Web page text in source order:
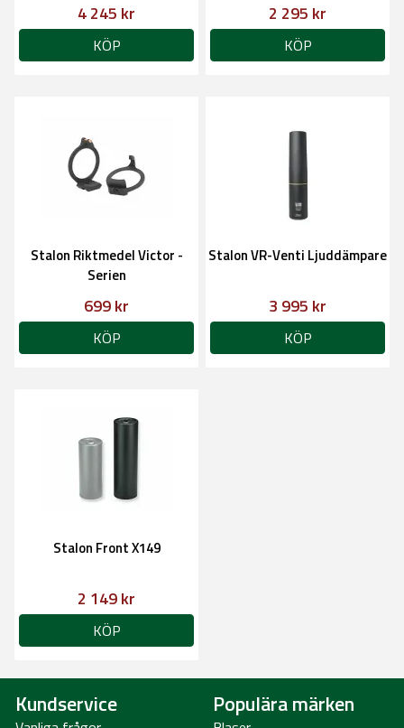
4 245 kr
KÖP
2 295 kr
KÖP
Stalon Riktmedel Victor -
Serien
699 kr
KÖP
Stalon VR-Venti Ljuddämpare
3 995 kr
KÖP
Stalon Front X149
2 149 kr
KÖP
Kundservice Populära märken